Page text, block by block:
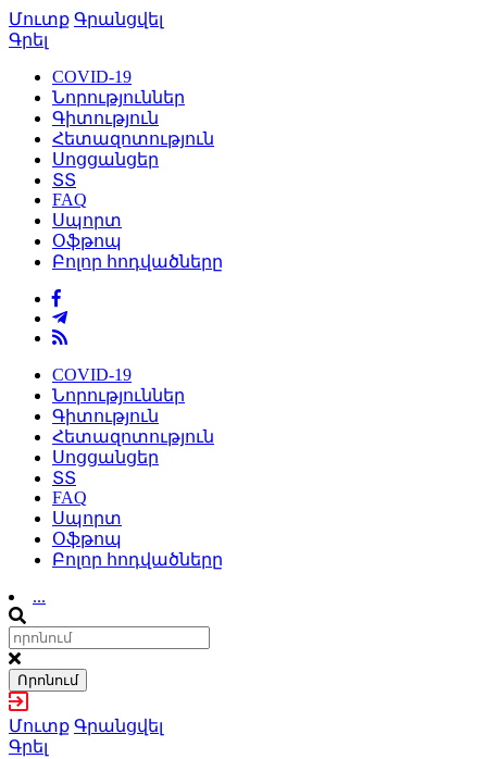
Մուտք Գրանցվել
Գրել
COVID-19
Նորություններ
Գիտություն
Հետազոտություն
Սոցցանցեր
ՏՏ
FAQ
Սպորտ
Օֆթոպ
Բոլոր հոդվածները
COVID-19
Նորություններ
Գիտություն
Հետազոտություն
Սոցցանցեր
ՏՏ
FAQ
Սպորտ
Օֆթոպ
Բոլոր հոդվածները
...
Որոնում
Մուտք Գրանցվել
Գրել